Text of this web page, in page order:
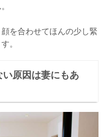
を合わせてほんの少し緊
。
原因は妻にもあ